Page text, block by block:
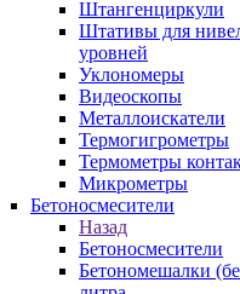
Штангенциркули
Штативы для
уровней
Уклономеры
Видеоскопы
Металлоискатели
Термогигрометры
Термометры
Микрометры
Бетоносмесители
Назад
Бетоносмесители
Бетономешалки